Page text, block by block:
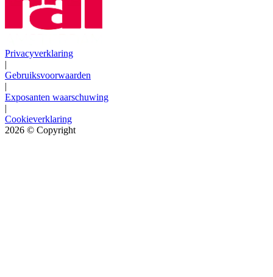
Privacyverklaring
|
Gebruiksvoorwaarden
|
Exposanten waarschuwing
|
Cookieverklaring
2026 © Copyright